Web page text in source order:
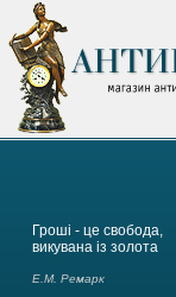
Гроші - це свобода,
викувана із золота
Е.М. Ремарк